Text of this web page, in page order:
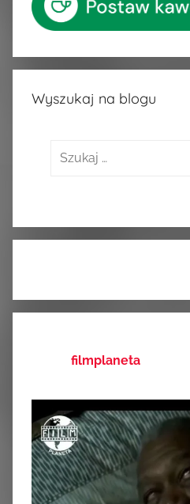
Wyszukaj na blogu
Szukaj:
filmplaneta